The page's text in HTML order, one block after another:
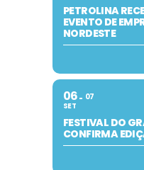
PETROLINA
EVENTO DE
NORDESTE
06
SET
07
FESTIVAL DO
CONFIRMA